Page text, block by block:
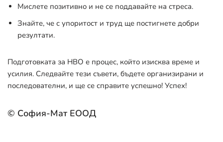
Мислете позитивно и не се поддавайте на стреса.
Знайте, че с упоритост и труд ще постигнете добри
резултати.
Подготовката за НВО е процес, който изисква време и
усилия. Следвайте тези съвети, бъдете организирани и
последователни, и ще се справите успешно! Успех!
© София-Мат ЕООД